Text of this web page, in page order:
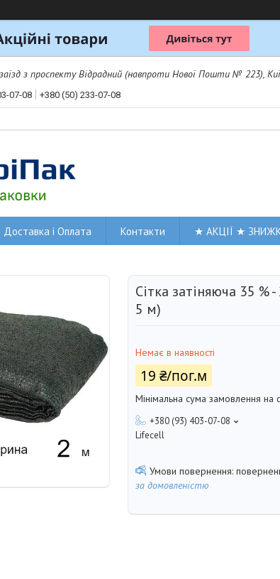
з проспекту Відрадний (навпроти Нової Пошти № 223),
07-08 +380 (50) 233-07-08
Доставка і Оплата Контакти ★ АКЦІЇ ★
Сітка затіняюча 35
5 м)
Немає в наявності
19 ₴/пог.м
Мінімальна сума замовлення на
+380 (93) 403-07-08
Lifecell
за домовленістю